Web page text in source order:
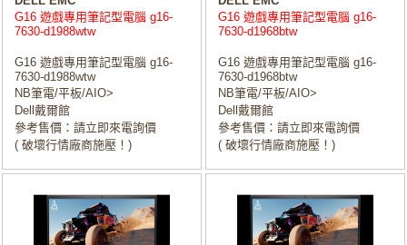
G16 遊戲專用筆記型電腦 g16-
7630-d1988wtw
G16 遊戲專用筆記型電腦 g16-
7630-d1988wtw
NB筆電/平板/AIO>
Dell戴爾館
參考售價：請立即來電詢價
( 破壞行情廠商施壓！)
G16 遊戲專用筆記型電腦 g16-
7630-d1968btw
G16 遊戲專用筆記型電腦 g16-
7630-d1968btw
NB筆電/平板/AIO>
Dell戴爾館
參考售價：請立即來電詢價
( 破壞行情廠商施壓！)